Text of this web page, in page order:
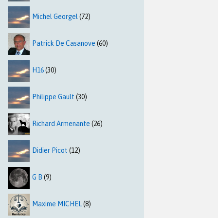
Michel Georgel (72)
Patrick De Casanove (60)
H16(30)
Philippe Gault (30)
Richard Armenante (26)
Didier Picot (12)
G B (9)
Maxime MICHEL(8)